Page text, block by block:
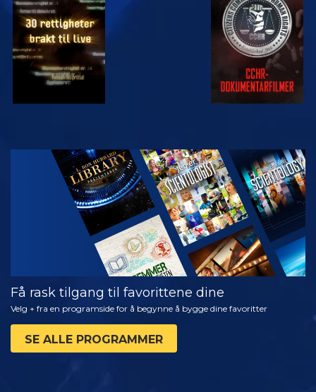
SE SE
SE
UTFORSK
SERIEN
Få rask tilgang til favorittene dine
Velg + fra en programside for å begynne å bygge dine favoritter
SE ALLE PROGRAMMER